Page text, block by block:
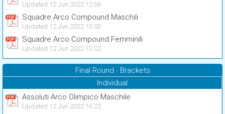
Updated 12 Jun 2022 12:56
Squadre Arco Compound Maschili
Updated 12 Jun 2022 13:03
Squadre Arco Compound Femminili
Updated 12 Jun 2022 13:02
Final Round - Brackets
Individual
Assoluti Arco Olimpico Maschile
Updated 12 Jun 2022 16:22